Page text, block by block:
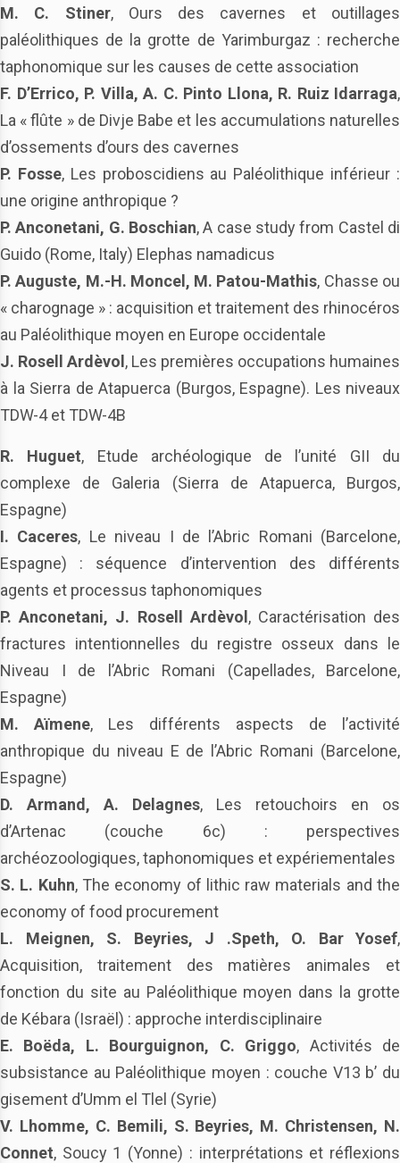
M. C. Stiner, Ours des cavernes et outillages
paléolithiques de la grotte de Yarimburgaz : recherche
taphonomique sur les causes de cette association
F. D’Errico, P. Villa, A. C. Pinto Llona, R. Ruiz Idarraga,
La « flûte » de Divje Babe et les accumulations naturelles
d’ossements d’ours des cavernes
P. Fosse, Les proboscidiens au Paléolithique inférieur :
une origine anthropique ?
P. Anconetani, G. Boschian, A case study from Castel di
Guido (Rome, Italy) Elephas namadicus
P. Auguste, M.-H. Moncel, M. Patou-Mathis, Chasse ou
« charognage » : acquisition et traitement des rhinocéros
au Paléolithique moyen en Europe occidentale
J. Rosell Ardèvol , Les premières occupations humaines
à la Sierra de Atapuerca (Burgos, Espagne). Les niveaux
TDW-4 et TDW-4B
R. Huguet, Etude archéologique de l’unité GII du
complexe de Galeria (Sierra de Atapuerca, Burgos,
Espagne)
I. Caceres, Le niveau I de l’Abric Romani (Barcelone,
Espagne) : séquence d’intervention des différents
agents et processus taphonomiques
P. Anconetani, J. Rosell Ardèvol , Caractérisation des
fractures intentionnelles du registre osseux dans le
Niveau I de l’Abric Romani (Capellades, Barcelone,
Espagne)
M. Aïmene, Les différents aspects de l’activité
anthropique du niveau E de l’Abric Romani (Barcelone,
Espagne)
D. Armand, A. Delagnes, Les retouchoirs en os
d’Artenac (couche 6c) : perspectives
archéozoologiques, taphonomiques et expériementales
S. L. Kuhn, The economy of lithic raw materials and the
economy of food procurement
L. Meignen, S. Beyries, J .Speth, O. Bar Yosef,
Acquisition, traitement des matières animales et
fonction du site au Paléolithique moyen dans la grotte
de Kébara (Israël) : approche interdisciplinaire
E. Boëda, L. Bourguignon, C. Griggo, Activités de
subsistance au Paléolithique moyen : couche V13 b’ du
gisement d’Umm el Tlel (Syrie)
V. Lhomme, C. Bemili, S. Beyries, M. Christensen, N.
Connet, Soucy 1 (Yonne) : interprétations et réflexions